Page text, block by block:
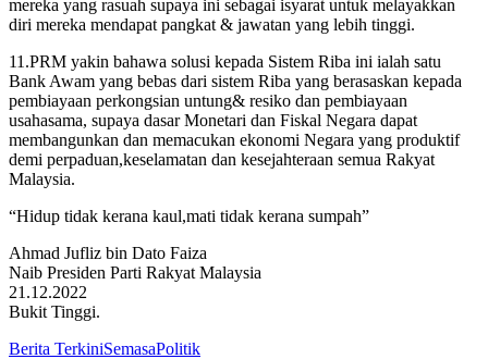
mereka yang rasuah supaya ini sebagai isyarat untuk melayakkan
diri mereka mendapat pangkat & jawatan yang lebih tinggi.
11.PRM yakin bahawa solusi kepada Sistem Riba ini ialah satu
Bank Awam yang bebas dari sistem Riba yang berasaskan kepada
pembiayaan perkongsian untung& resiko dan pembiayaan
usahasama, supaya dasar Monetari dan Fiskal Negara dapat
membangunkan dan memacukan ekonomi Negara yang produktif
demi perpaduan,keselamatan dan kesejahteraan semua Rakyat
Malaysia.
“Hidup tidak kerana kaul,mati tidak kerana sumpah”
Ahmad Jufliz bin Dato Faiza
Naib Presiden Parti Rakyat Malaysia
21.12.2022
Bukit Tinggi.
Berita TerkiniSemasaPolitik